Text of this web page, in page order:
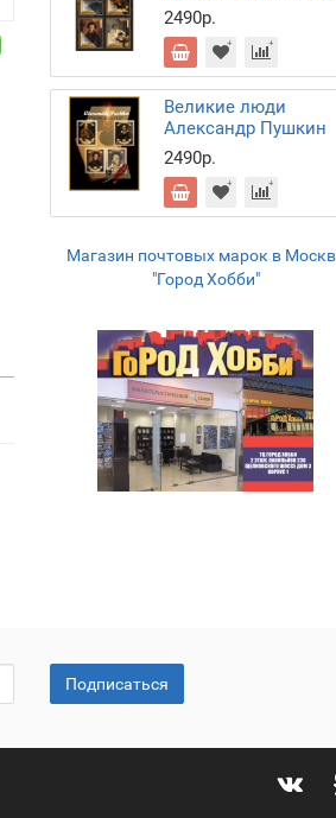
2490р.
Великие люди
Александр Пушкин
2490р.
Магазин почтовых марок в
"Город Хобби"
Подписаться